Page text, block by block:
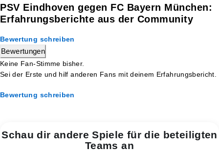
PSV Eindhoven gegen FC Bayern München:
Erfahrungsberichte aus der Community
Bewertung schreiben
Bewertungen
Keine Fan-Stimme bisher.
Sei der Erste und hilf anderen Fans mit deinem Erfahrungsbericht.
Bewertung schreiben
Schau dir andere Spiele für die beteiligten
Teams an